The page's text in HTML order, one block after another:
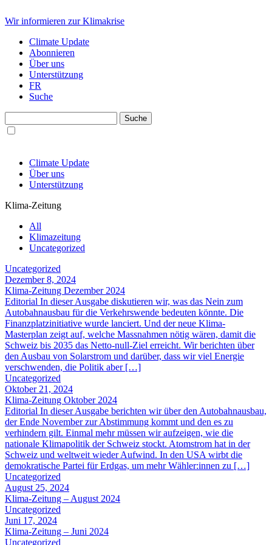
Wir informieren zur Klimakrise
Climate Update
Abonnieren
Über uns
Unterstützung
FR
Suche
Climate Update
Über uns
Unterstützung
Klima-Zeitung
All
Klimazeitung
Uncategorized
Uncategorized
Dezember 8, 2024
Klima-Zeitung Dezember 2024
Editorial In dieser Ausgabe diskutieren wir, was das Nein zum
Autobahnausbau für die Verkehrswende bedeuten könnte. Die
Finanzplatzinitiative wurde lanciert. Und der neue Klima-
Masterplan zeigt auf, welche Massnahmen nötig wären, damit die
Schweiz bis 2035 das Netto-null-Ziel erreicht. Wir berichten über
den Ausbau von Solarstrom und darüber, dass wir viel Energie
verschwenden, die Politik aber […]
Uncategorized
Oktober 21, 2024
Klima-Zeitung Oktober 2024
Editorial In dieser Ausgabe berichten wir über den Autobahnausbau,
der Ende November zur Abstimmung kommt und den es zu
verhindern gilt. Einmal mehr müssen wir aufzeigen, wie die
nationale Klimapolitik der Schweiz stockt. Atomstrom hat in der
Schweiz und weltweit wieder Aufwind. In den USA wirbt die
demokratische Partei für Erdgas, um mehr Wähler:innen zu […]
Uncategorized
August 25, 2024
Klima-Zeitung – August 2024
Uncategorized
Juni 17, 2024
Klima-Zeitung – Juni 2024
Uncategorized